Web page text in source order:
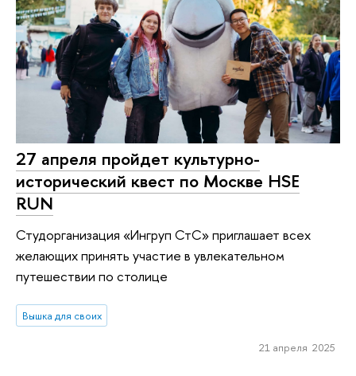
27 апреля пройдет культурно-
исторический квест по Москве HSE
RUN
Студорганизация «Ингруп СтС» приглашает всех
желающих принять участие в увлекательном
путешествии по столице
Вышка для своих
21 апреля 2025